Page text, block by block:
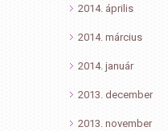
2014. április
2014. március
2014. január
2013. december
2013. november